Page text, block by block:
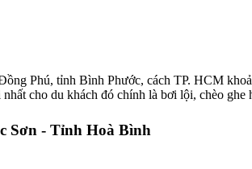
Phú, tỉnh Bình Phước, cách TP. HCM
cho du khách đó chính là bơi lội, chèo
Sơn - Tỉnh Hoà Bình